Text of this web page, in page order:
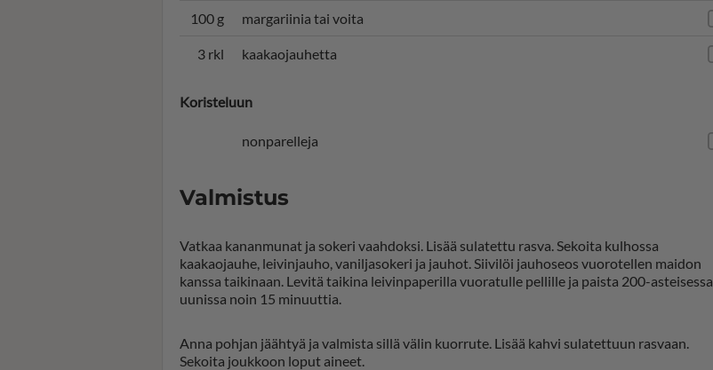
100 g margariinia tai voita
3 rkl kaakaojauhetta
Koristeluun
nonparelleja
Valmistus
Vatkaa kananmunat ja sokeri vaahdoksi. Lisää sulatettu rasva. Sekoita kulhossa
kaakaojauhe, leivinjauho, vaniljasokeri ja jauhot. Siivilöi jauhoseos vuorotellen maidon
kanssa taikinaan. Levitä taikina leivinpaperilla vuoratulle pellille ja paista 200-asteisessa
uunissa noin 15 minuuttia.
Anna pohjan jäähtyä ja valmista sillä välin kuorrute. Lisää kahvi sulatettuun rasvaan.
Sekoita joukkoon loput aineet.